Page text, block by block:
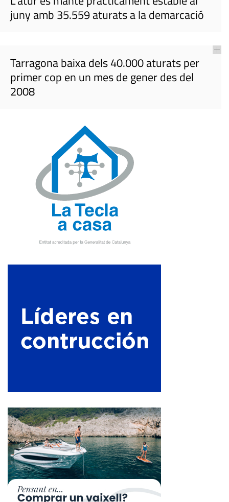
juny amb 35.559 aturats a la demarcació
Tarragona baixa dels 40.000 aturats per
primer cop en un mes de gener des del
2008